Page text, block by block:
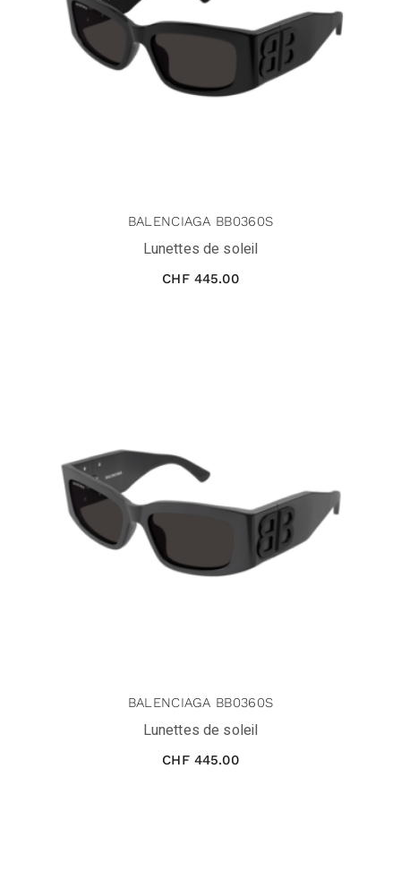
BALENCIAGA BB0360S
Lunettes de soleil
CHF445.00
BALENCIAGA BB0360S
Lunettes de soleil
CHF445.00